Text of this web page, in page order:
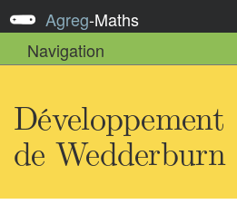
Agreg-Maths
Navigation
de Wedderburn